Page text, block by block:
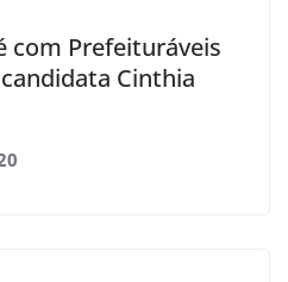
com Prefeituráveis
Cinthia